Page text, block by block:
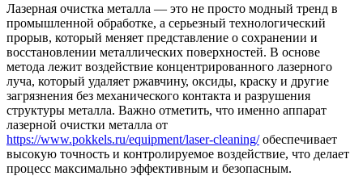
Лазерная очистка металла — это не просто модный тренд в
промышленной обработке, а серьезный технологический
прорыв, который меняет представление о сохранении и
восстановлении металлических поверхностей. В основе
метода лежит воздействие концентрированного лазерного
луча, который удаляет ржавчину, оксиды, краску и другие
загрязнения без механического контакта и разрушения
структуры металла. Важно отметить, что именно аппарат
лазерной очистки металла от
https://www.pokkels.ru/equipment/laser-cleaning/обеспечивает
высокую точность и контролируемое воздействие, что делает
процесс максимально эффективным и безопасным.